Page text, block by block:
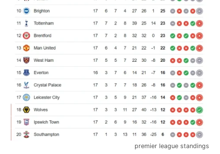
premier league standings